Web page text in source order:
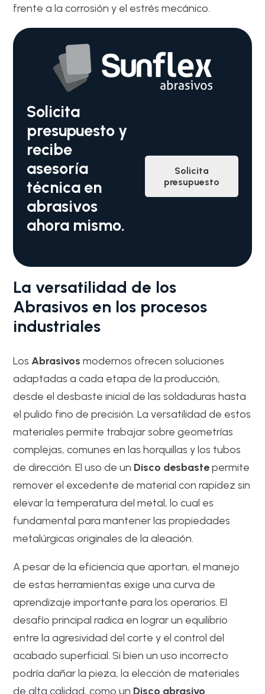
frente a la corrosión y el estrés mecánico.
Solicita
presupuesto y
recibe
asesoría
técnica en
abrasivos
ahora mismo.
Solicita
presupuesto
La versatilidad de los
Abrasivos en los procesos
industriales
Los Abrasivos modernos ofrecen soluciones
adaptadas a cada etapa de la producción,
desde el desbaste inicial de las soldaduras hasta
el pulido fino de precisión. La versatilidad de estos
materiales permite trabajar sobre geometrías
complejas, comunes en las horquillas y los tubos
de dirección. El uso de un Disco desbastepermite
remover el excedente de material con rapidez sin
elevar la temperatura del metal, lo cual es
fundamental para mantener las propiedades
metalúrgicas originales de la aleación.
A pesar de la eficiencia que aportan, el manejo
de estas herramientas exige una curva de
aprendizaje importante para los operarios. El
desafío principal radica en lograr un equilibrio
entre la agresividad del corte y el control del
acabado superficial. Si bien un uso incorrecto
podría dañar la pieza, la elección de materiales
de alta calidad, como un Disco abrasivo